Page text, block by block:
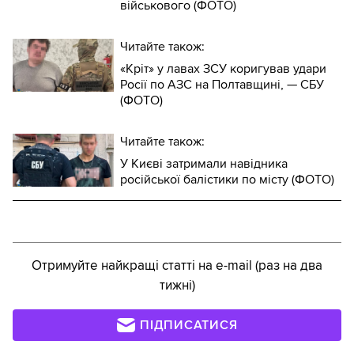
військового (ФОТО)
Читайте також:
«Кріт» у лавах ЗСУ коригував удари
Росії по АЗС на Полтавщині, — СБУ
(ФОТО)
Читайте також:
У Києві затримали навідника
російської балістики по місту (ФОТО)
Отримуйте найкращі статті на e-mail (раз на два
тижні)
ПІДПИСАТИСЯ